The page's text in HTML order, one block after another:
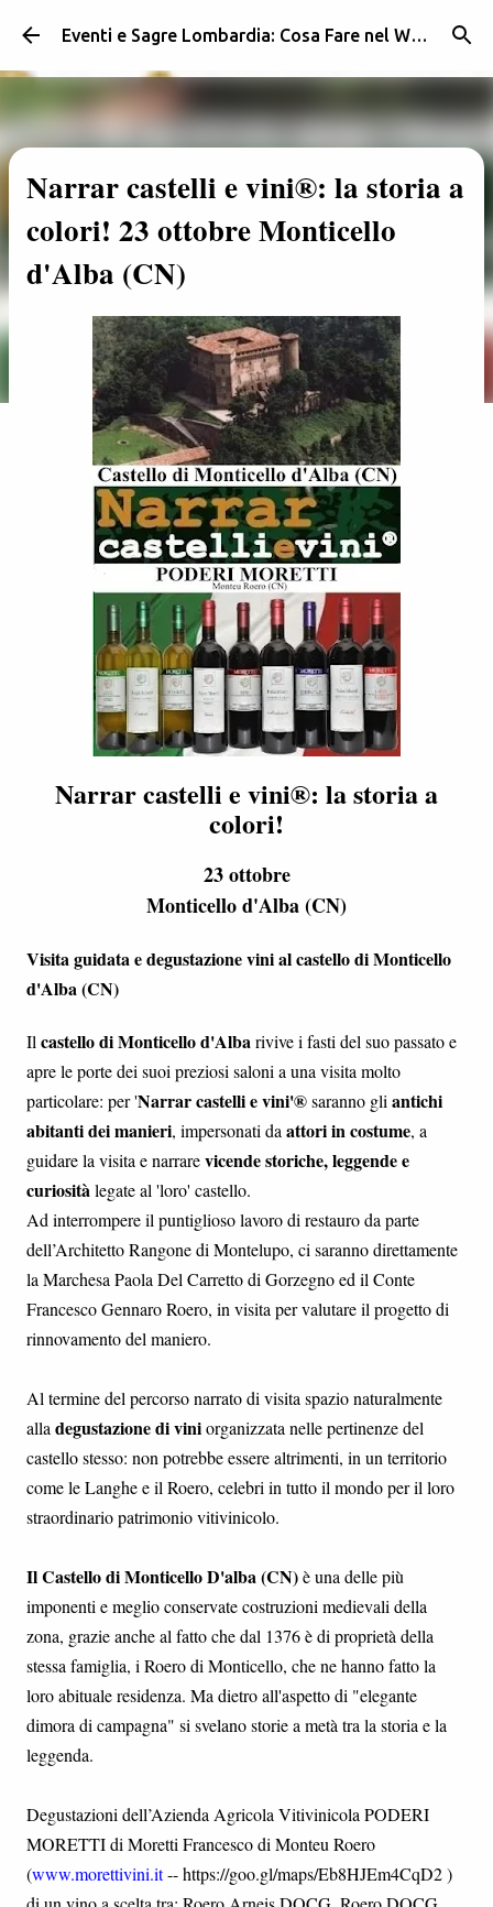
Passa ai contenuti principali Eventi e Sagre Lombardia: Cosa Fare nel Weekend | Weekendidea
Narrar castelli e vini®: la storia a
colori! 23 ottobre Monticello
d'Alba (CN)
Narrar castelli e vini®: la storia a
colori!
23 ottobre
Monticello d'Alba (CN)
Visita guidata e degustazione vini al castello di Monticello
d'Alba (CN)
Il castello di Monticello d'Albarivive i fasti del suo passato e
apre le porte dei suoi preziosi saloni a una visita molto
particolare: per 'Narrar castelli e vini'®saranno gli antichi
abitanti dei manieri, impersonati da attori in costume, a
guidare la visita e narrarevicende storiche, leggende e
curiositàlegate al 'loro' castello.
Ad interrompere il puntiglioso lavoro di restauro da parte
dell’Architetto Rangone di Montelupo, ci saranno direttamente
la Marchesa Paola Del Carretto di Gorzegno ed il Conte
Francesco Gennaro Roero, in visita per valutare il progetto di
rinnovamento del maniero.
Al termine del percorso narrato di visita spazio naturalmente
alla degustazione di viniorganizzata nelle pertinenze del
castello stesso: non potrebbe essere altrimenti, in un territorio
come le Langhe e il Roero, celebri in tutto il mondo per il loro
straordinario patrimonio vitivinicolo.
Il Castello di Monticello D'alba (CN)è una delle più
imponenti e meglio conservate costruzioni medievali della
zona, grazie anche al fatto che dal 1376 è di proprietà della
stessa famiglia, i Roero di Monticello, che ne hanno fatto la
loro abituale residenza. Ma dietro all'aspetto di "elegante
dimora di campagna" si svelano storie a metà tra la storia e la
leggenda.
Degustazioni dell’Azienda Agricola Vitivinicola PODERI
MORETTI di Moretti Francesco di Monteu Roero
(www.morettivini.it-- https://goo.gl/maps/Eb8HJEm4CqD2 )